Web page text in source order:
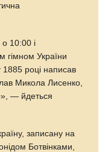
10:00 і
гімном України
році написав
Микола Лисенко,
— йдеться
записану на
Ботвінками,